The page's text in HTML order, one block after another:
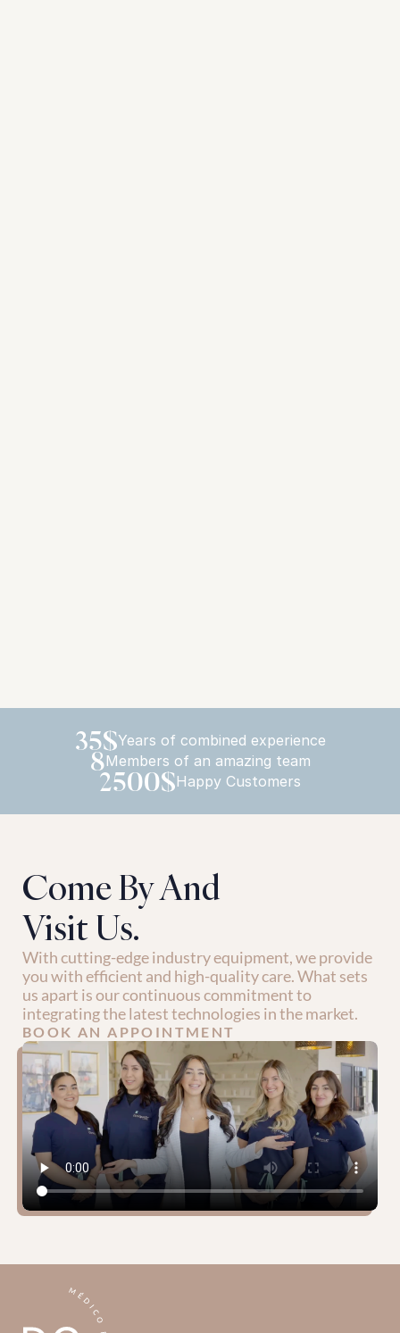
35$Years of combined experience
8Members of an amazing team
2500$Happy Customers
Come By And
Visit Us.
With cutting-edge industry equipment, we provide
you with efficient and high-quality care. What sets
us apart is our continuous commitment to
integrating the latest technologies in the market.
BOOK AN APPOINTMENT